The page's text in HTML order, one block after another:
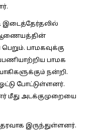
இடைத்தேர்தலில்
ஆணையத்தின்
பாமகவுக்கு
பாமக
நன்றி.
ஓட்டு போட்டுள்ளனர்.
மீது அடக்குமுறையை
இருந்துள்ளனர்.